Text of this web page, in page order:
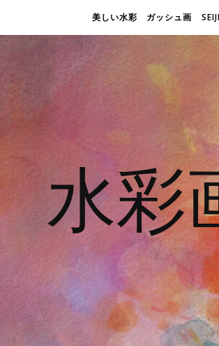
美しい水彩 ガッシュ画
水彩